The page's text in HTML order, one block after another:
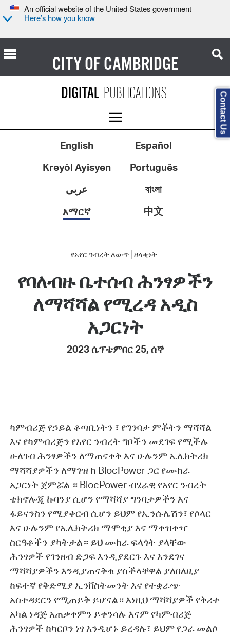
An official website of the United States government
Here’s how you know
CITY OFCAMBRIDGE
English
Español
Kreyòl Ayisyen
Português
عربى
বাংলা
አማርኛ
中文
የአየር ንብረት ለውጥ ዘላቂነት
የባለብዙ ቤተሰብ ሕንፃዎችን
ለማሻሻል የሚረዳ አዲስ
አጋርነት
2023 ሴፕቴምበር 25, ሰኞ
ካምብሪጅ የኃይል ቆጣቢነትን ፣ የግንባታ ምቾትን ማሻሻል
እና የካምብሪጅን የአየር ንብረት ግቦችን መደገፍ የሚችሉ
ሁለገብ ሕንፃዎችን ለማጠናቀቅ እና ሁሉንም ኤሌክትሪክ
ማሻሻያዎችን ለማገዝ ከ BlocPower ጋር የሙከራ
አጋርነት ጀምሯል ። BlocPower ብሄራዊ የአየር ንብረት
ቴክኖሎጂ ኩባንያ ሲሆን የማሻሻያ ግንባታዎችን እና
ፋይናንስን የሚያቀርብ ሲሆን ይህም የኢንሱሌሽን፣ የሶላር
እና ሁሉንም የኤሌክትሪክ ማሞቂያ እና ማቀዝቀዣ
ስርዓቶችን ያካትታል። ይህ ሙከራ ፍላጎት ያላቸው
ሕንፃዎች የገንዘብ ድጋፍ እንዲያደርጉ እና እንደገና
ማሻሻያዎችን እንዲያጠናቅቁ ያስችላቸዋል ያለበለዚያ
ከፍተኛ የቅድሚያ ኢንቨስትመንት እና የተቋራጭ
አስተዳደርን የሚጠይቅ ይሆናል። እነዚህ ማሻሻያዎች የቅሪተ
አካል ነዳጅ አጠቃቀምን ይቀንሳሉ እናም የካምብሪጅ
ሕንፃዎች ከካርቦን ነፃ እንዲሆኑ ይረዳሉ፣ ይህም የጋራ መልሶ
Contact Us